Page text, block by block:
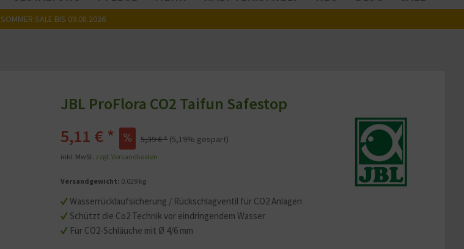
SOMMER SALE BIS 09.08.2026
JBL ProFlora CO2 Taifun Safestop
Wasserrücklaufsicherung / Rückschlagventil für CO2 Anlagen
Schützt die Co2 Technik vor eindringendem Wasser
Für CO2-Schläuche mit Ø 4/6 mm
5,11 € * 5,39 € * (5,19% gespart)
inkl. MwSt. zzgl. Versandkosten
Versandgewicht: 0.029 kg